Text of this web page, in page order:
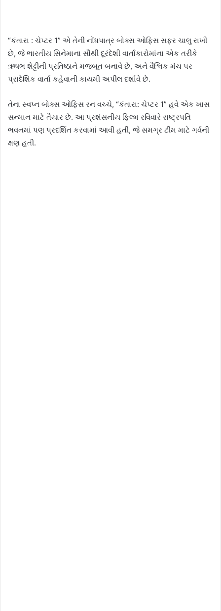
“કંતારા : ચેપ્ટર 1” એ તેની નોંધપાત્ર બોક્સ ઓફિસ સફર ચાલુ રાખી
છે, જે ભારતીય સિનેમાના સૌથી દૂરંદેશી વાર્તાકારોમાંના એક તરીકે
ઋષભ શેટ્ટીની પ્રતિષ્ઠાને મજબૂત બનાવે છે, અને વૈશ્વિક મંચ પર
પ્રાદેશિક વાર્તા કહેવાની કાયમી અપીલ દર્શાવે છે.
તેના સ્વપ્ન બોક્સ ઓફિસ રન વચ્ચે, “કંતારા: ચેપ્ટર 1” હવે એક ખાસ
સન્માન માટે તૈયાર છે. આ પ્રશંસનીય ફિલ્મ રવિવારે રાષ્ટ્રપતિ
ભવનમાં પણ પ્રદર્શિત કરવામાં આવી હતી, જે સમગ્ર ટીમ માટે ગર્વની
ક્ષણ હતી.